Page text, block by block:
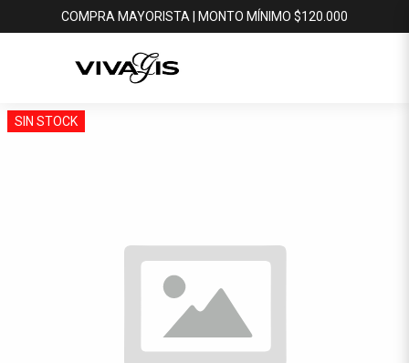
COMPRA MAYORISTA | MONTO MÍNIMO $120.000
SIN STOCK